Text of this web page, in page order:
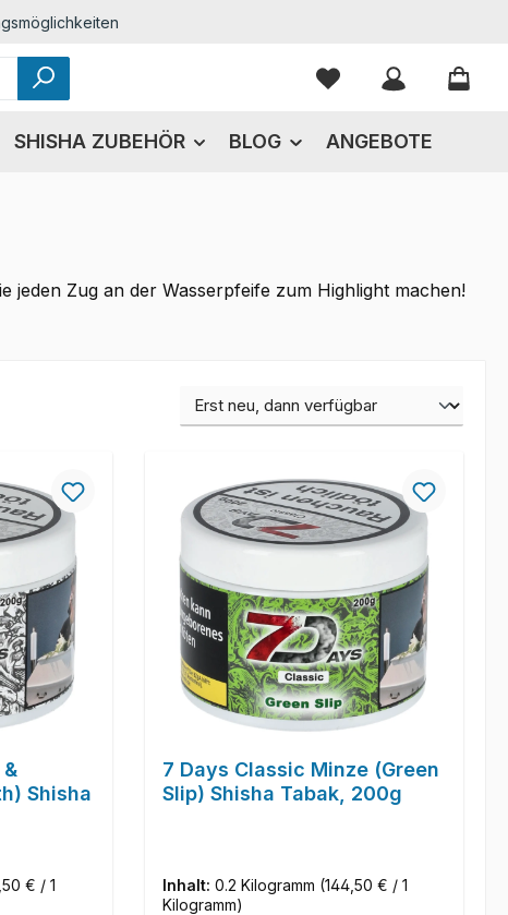
Du hast 0
SHISHA ZUBEHÖR BLOG ANGEBOTE
jeden Zug an der Wasserpfeife zum Highlight machen!
Shisha
€ / 1
7 Days Classic Minze (Green
Slip) Shisha Tabak, 200g
Inhalt: 0.2 Kilogramm (144,50 € / 1
Kilogramm)